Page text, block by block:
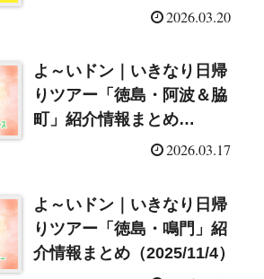
2026.03.20
よ～いドン｜いきなり日帰
りツアー「徳島・阿波＆脇
町」紹介情報まとめ
2026.03.17
よ～いドン｜いきなり日帰
りツアー「徳島・鳴門」紹
介情報まとめ（2025/11/4）